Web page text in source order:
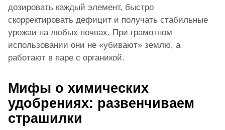
дозировать каждый элемент, быстро
скорректировать дефицит и получать стабильные
урожаи на любых почвах. При грамотном
использовании они не «убивают» землю, а
работают в паре с органикой.
Мифы о химических
удобрениях: развенчиваем
страшилки